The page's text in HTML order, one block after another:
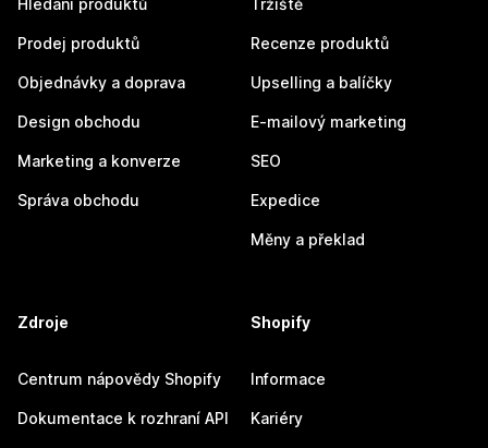
Hledání produktů
Prodej produktů
Objednávky a doprava
Design obchodu
Marketing a konverze
Správa obchodu
Tržiště
Recenze produktů
Upselling a balíčky
E-mailový marketing
SEO
Expedice
Měny a překlad
Zdroje
Centrum nápovědy Shopify
Dokumentace k rozhraní API
Shopify
Informace
Kariéry